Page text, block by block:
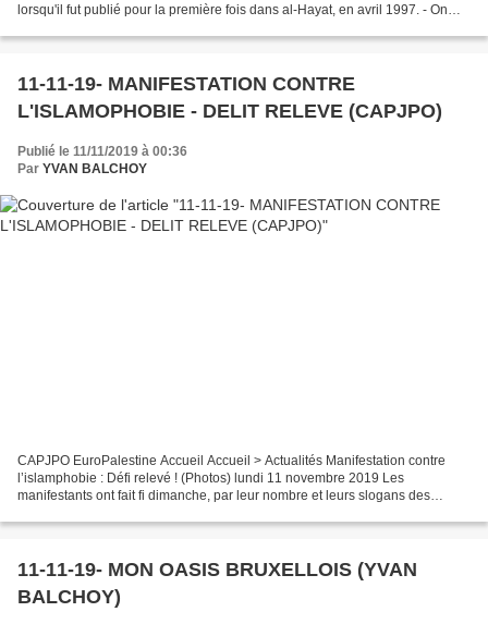
lorsqu'il fut publié pour la première fois dans al-Hayat, en avril 1997. - On
11-11-19- MANIFESTATION CONTRE
L'ISLAMOPHOBIE - DELIT RELEVE (CAPJPO)
Publié le 11/11/2019 à 00:36
Par YVAN BALCHOY
CAPJPO EuroPalestine Accueil Accueil > Actualités Manifestation contre
l’islamphobie : Défi relevé ! (Photos) lundi 11 novembre 2019 Les
manifestants ont fait fi dimanche, par leur nombre et leurs slogans des
11-11-19- MON OASIS BRUXELLOIS (YVAN
BALCHOY)